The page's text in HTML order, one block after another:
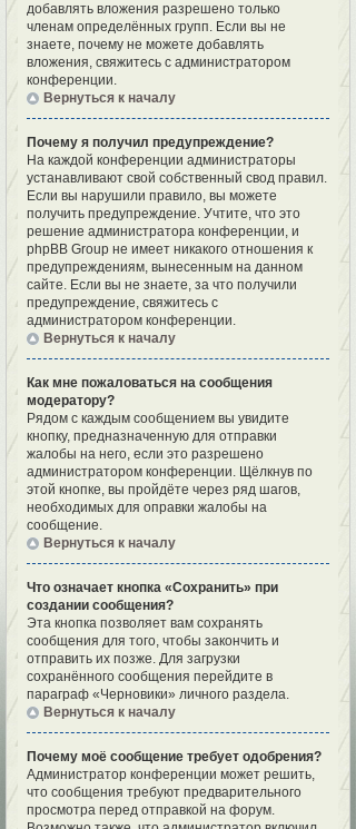
добавлять вложения разрешено только
членам определённых групп. Если вы не
знаете, почему не можете добавлять
вложения, свяжитесь с администратором
конференции.
Вернуться к началу
Почему я получил предупреждение?
На каждой конференции администраторы
устанавливают свой собственный свод правил.
Если вы нарушили правило, вы можете
получить предупреждение. Учтите, что это
решение администратора конференции, и
phpBB Group не имеет никакого отношения к
предупреждениям, вынесенным на данном
сайте. Если вы не знаете, за что получили
предупреждение, свяжитесь с
администратором конференции.
Вернуться к началу
Как мне пожаловаться на сообщения
модератору?
Рядом с каждым сообщением вы увидите
кнопку, предназначенную для отправки
жалобы на него, если это разрешено
администратором конференции. Щёлкнув по
этой кнопке, вы пройдёте через ряд шагов,
необходимых для оправки жалобы на
сообщение.
Вернуться к началу
Что означает кнопка «Сохранить» при
создании сообщения?
Эта кнопка позволяет вам сохранять
сообщения для того, чтобы закончить и
отправить их позже. Для загрузки
сохранённого сообщения перейдите в
параграф «Черновики» личного раздела.
Вернуться к началу
Почему моё сообщение требует одобрения?
Администратор конференции может решить,
что сообщения требуют предварительного
просмотра перед отправкой на форум.